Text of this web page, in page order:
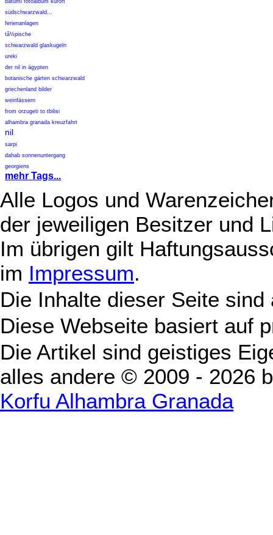
südschwarzwald...
ferienanlagen
tã½pische
schwarzwald glaskugeln
ureki
der nil in ägypten
botanische gärten schwarzwald
griechenland bilder
weinfässern
from orzugeti to tbilisi
alhambra granada kreuzfahrt
nil
sarpi
dahab sonnenuntergang
georgiens
mehr Tags...
Alle Logos und
der jeweiligen Besitzer und
Im übrigen gilt
im Impressum.
Die Inhalte dieser Seite
Diese Webseite basiert auf
Die Artikel sind geistiges
alles andere © 2009 - 2026
Korfu Alhambra Granada